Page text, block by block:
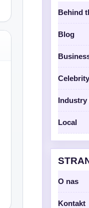
Behind
Blog
Industry
Local
O nas
Kontakt